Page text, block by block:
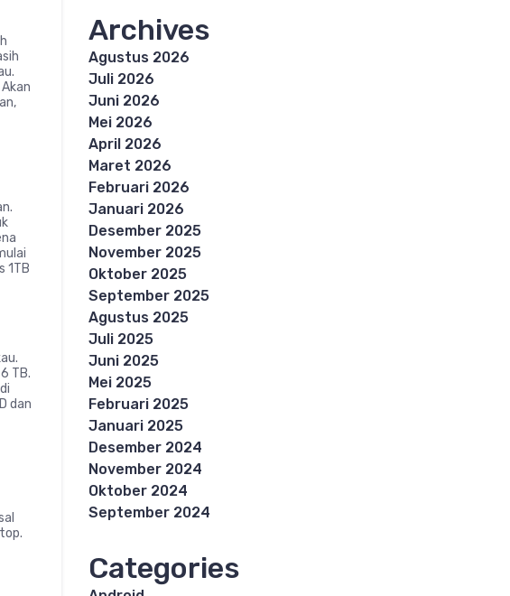
1TB
TB.
dan
Archives
Agustus 2026
Juli 2026
Juni 2026
Mei 2026
April 2026
Maret 2026
Februari 2026
Januari 2026
Desember 2025
November 2025
Oktober 2025
September 2025
Agustus 2025
Juli 2025
Juni 2025
Mei 2025
Februari 2025
Januari 2025
Desember 2024
November 2024
Oktober 2024
September 2024
Categories